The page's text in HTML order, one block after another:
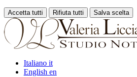
Accetta tutti Rifiuta tutti Salva scelta
Loading...
Italiano it
English en